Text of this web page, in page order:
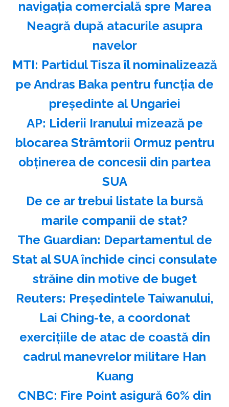
navigaţia comercială spre Marea
Neagră după atacurile asupra
navelor
MTI: Partidul Tisza îl nominalizează
pe Andras Baka pentru funcţia de
preşedinte al Ungariei
AP: Liderii Iranului mizează pe
blocarea Strâmtorii Ormuz pentru
obţinerea de concesii din partea
SUA
️De ce ar trebui listate la bursă
marile companii de stat?
The Guardian: Departamentul de
Stat al SUA închide cinci consulate
străine din motive de buget
Reuters: Preşedintele Taiwanului,
Lai Ching-te, a coordonat
exerciţiile de atac de coastă din
cadrul manevrelor militare Han
Kuang
CNBC: Fire Point asigură 60% din